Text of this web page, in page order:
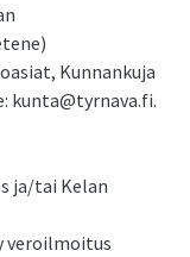
Kunnankuja
kunta@tyrnava.fi.
ja/tai Kelan
veroilmoitus